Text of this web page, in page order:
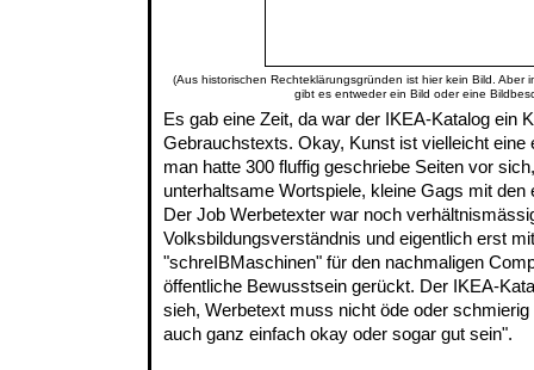
(Aus historischen Rechteklärungsgründen ist hier kein Bild. Aber
gibt es entweder ein Bild oder eine
Es gab eine Zeit, da war der IKEA-Katalog ein
Gebrauchstexts. Okay, Kunst ist vielleicht eine
man hatte 300 fluffig geschriebe Seiten vor
unterhaltsame Wortspiele, kleine Gags mit den
Der Job Werbetexter war noch
Volksbildungsverständnis und eigentlich erst
"schreIBMaschinen" für den nachmaligen
öffentliche Bewusstsein gerückt. Der IKEA-
sieh, Werbetext muss nicht öde oder
auch ganz einfach okay oder sogar gut sein".